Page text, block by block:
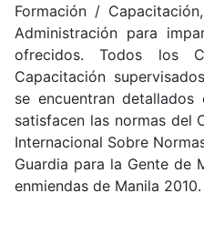
Formación /
Administración para
ofrecidos. Todos los
Capacitación
se encuentran
satisfacen las normas del
Internacional Sobre
Guardia para la Gente de
enmiendas de Manila 2010.